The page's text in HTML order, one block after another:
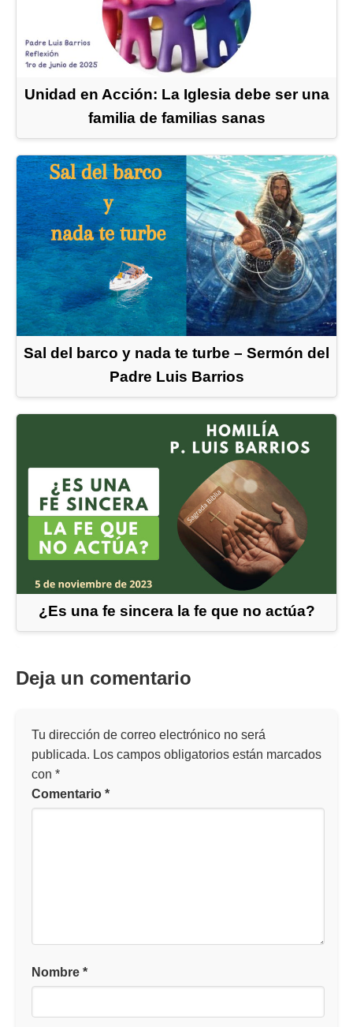
Unidad en Acción: La Iglesia debe ser una
familia de familias sanas
Sal del barco y nada te turbe – Sermón del
Padre Luis Barrios
¿Es una fe sincera la fe que no actúa?
Deja un comentario
Tu dirección de correo electrónico no será
publicada. Los campos obligatorios están marcados
con *
Comentario *
Nombre *